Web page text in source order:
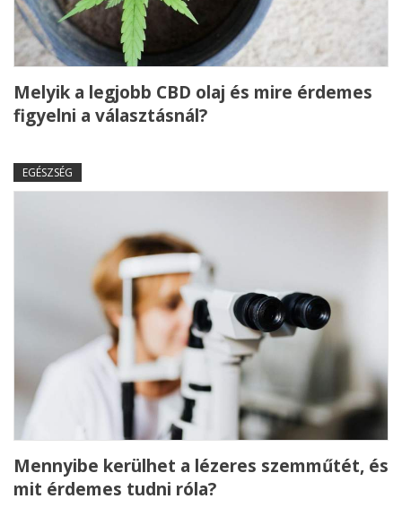
Melyik a legjobb CBD olaj és mire érdemes
figyelni a választásnál?
EGÉSZSÉG
Mennyibe kerülhet a lézeres szemműtét, és
mit érdemes tudni róla?